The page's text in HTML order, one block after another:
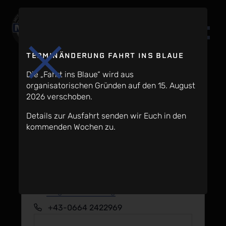
BACHRAIN – Bio am Berg
Telefon+43-0664 2422969
TERMINÄNDERUNG FAHRT INS BLAUE
Die „Fahrt ins Blaue“ wird aus
organisatorischen Gründen auf den 15. August
2026 verschoben.
Details zur Ausfahrt senden wir Euch in den
kommenden Wochen zu.